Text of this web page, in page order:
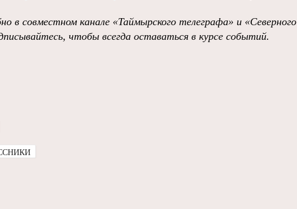
в совместном канале «Таймырского телеграфа» и «Северного
чтобы всегда оставаться в курсе событий.